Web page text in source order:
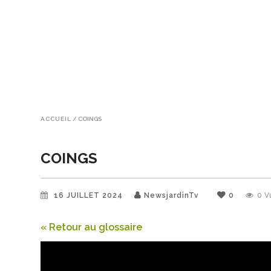
ACCUEIL / COINGS
COINGS
16 JUILLET 2024 NewsjardinTv 0 0
« Retour au glossaire